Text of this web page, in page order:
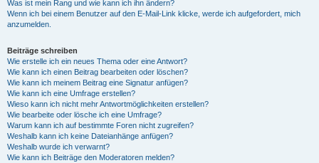
Was ist mein Rang und wie kann ich ihn ändern?
Wenn ich bei einem Benutzer auf den E-Mail-Link klicke, werde ich aufgefordert, mich
anzumelden.
Beiträge schreiben
Wie erstelle ich ein neues Thema oder eine Antwort?
Wie kann ich einen Beitrag bearbeiten oder löschen?
Wie kann ich meinem Beitrag eine Signatur anfügen?
Wie kann ich eine Umfrage erstellen?
Wieso kann ich nicht mehr Antwortmöglichkeiten erstellen?
Wie bearbeite oder lösche ich eine Umfrage?
Warum kann ich auf bestimmte Foren nicht zugreifen?
Weshalb kann ich keine Dateianhänge anfügen?
Weshalb wurde ich verwarnt?
Wie kann ich Beiträge den Moderatoren melden?